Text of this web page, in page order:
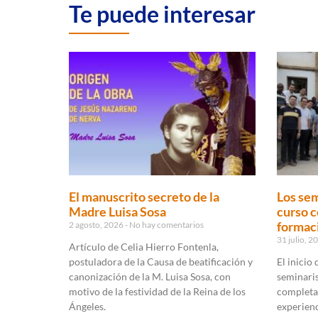
Te puede interesar
El manuscrito secreto de la
Madre Luisa Sosa
2 agosto, 2026 No hay comentarios
Artículo de Celia Hierro Fontenla,
postuladora de la Causa de beatificación y
canonización de la M. Luisa Sosa, con
motivo de la festividad de la Reina de los
Ángeles.
Los
curso
31 julio,
El inicio